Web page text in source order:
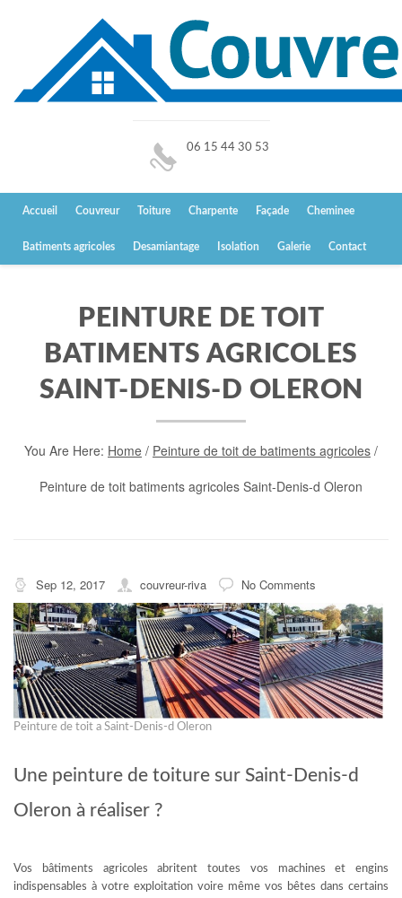
06 15 44 30 53
Accueil Couvreur Toiture Charpente Façade Cheminee
Batiments agricoles Desamiantage Isolation Galerie Contact
PEINTURE DE TOIT
BATIMENTS AGRICOLES
SAINT-DENIS-D OLERON
You Are Here: Home / Peinture de toit de batiments agricoles /
Peinture de toit batiments agricoles Saint-Denis-d Oleron
Sep 12, 2017 couvreur-riva No Comments
Peinture de toit a Saint-Denis-d Oleron
Une peinture de toiture sur Saint-Denis-d
Oleron à réaliser ?
Vos bâtiments agricoles abritent toutes vos machines et engins
indispensables à votre exploitation voire même vos bêtes dans certains